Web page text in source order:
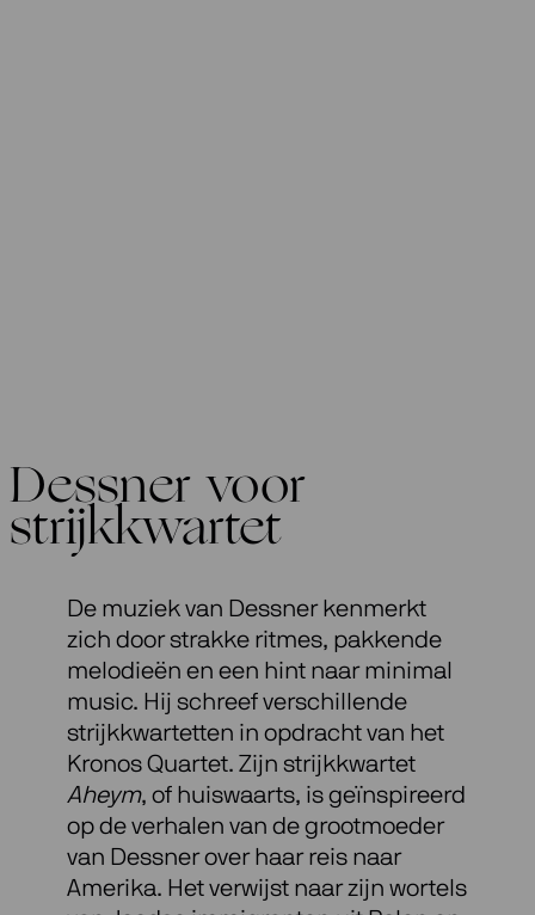
Dessner voor
strijkkwartet
De muziek van Dessner kenmerkt
zich door strakke ritmes, pakkende
melodieën en een hint naar minimal
music. Hij schreef verschillende
strijkkwartetten in opdracht van het
Kronos Quartet. Zijn strijkkwartet
Aheym, of huiswaarts, is geïnspireerd
op de verhalen van de grootmoeder
van Dessner over haar reis naar
Amerika. Het verwijst naar zijn wortels